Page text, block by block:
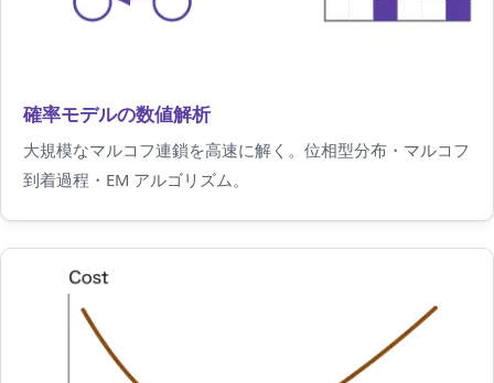
確率モデルの数値解析
大規模なマルコフ連鎖を高速に解く。位相型分布・マルコフ
到着過程・EM アルゴリズム。